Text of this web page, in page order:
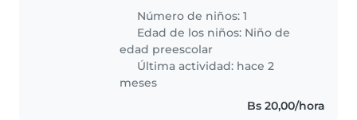
puede ver tele por una hora y
por nada el celular, nos gusta
salir a los parques los..
Número de niños: 1
Edad de los niños: Niño de
edad preescolar
Última actividad: hace 2
meses
Bs 20,00/hora